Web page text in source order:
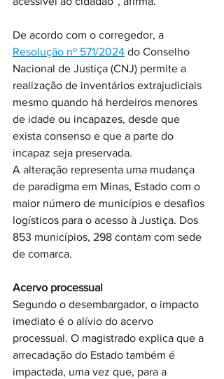
De acordo com o corregedor, a
Resolução nº 571/2024 do Conselho
Nacional de Justiça (CNJ) permite a
realização de inventários extrajudiciais
mesmo quando há herdeiros menores
de idade ou incapazes, desde que
exista consenso e que a parte do
incapaz seja preservada.
A alteração representa uma mudança
de paradigma em Minas, Estado com o
maior número de municípios e desafios
logísticos para o acesso à Justiça. Dos
853 municípios, 298 contam com sede
de comarca.
Acervo processual
Segundo o desembargador, o impacto
imediato é o alívio do acervo
processual. O magistrado explica que a
arrecadação do Estado também é
impactada, uma vez que, para a